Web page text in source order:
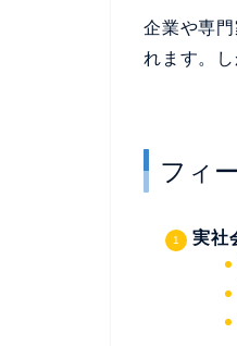
企業や専
れます。
フィ
実社